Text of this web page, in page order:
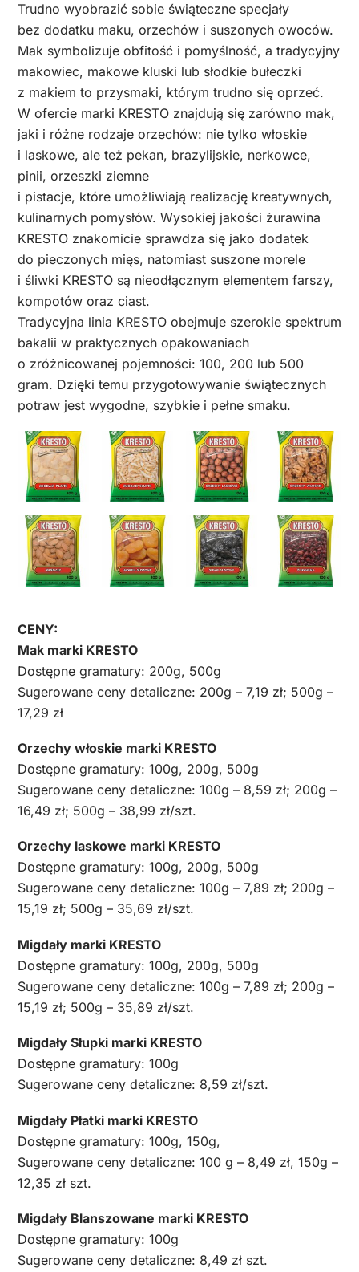
Trudno wyobrazić sobie świąteczne specjały
bez dodatku maku, orzechów i suszonych owoców.
Mak symbolizuje obfitość i pomyślność, a tradycyjny
makowiec, makowe kluski lub słodkie bułeczki
z makiem to przysmaki, którym trudno się oprzeć.
W ofercie marki KRESTO znajdują się zarówno mak,
jaki i różne rodzaje orzechów: nie tylko włoskie
i laskowe, ale też pekan, brazylijskie, nerkowce,
pinii, orzeszki ziemne
i pistacje, które umożliwiają realizację kreatywnych,
kulinarnych pomysłów. Wysokiej jakości żurawina
KRESTO znakomicie sprawdza się jako dodatek
do pieczonych mięs, natomiast suszone morele
i śliwki KRESTO są nieodłącznym elementem farszy,
kompotów oraz ciast.
Tradycyjna linia KRESTO obejmuje szerokie spektrum
bakalii w praktycznych opakowaniach
o zróżnicowanej pojemności: 100, 200 lub 500
gram. Dzięki temu przygotowywanie świątecznych
potraw jest wygodne, szybkie i pełne smaku.
CENY:
Mak marki KRESTO
Dostępne gramatury: 200g, 500g
Sugerowane ceny detaliczne: 200g – 7,19 zł; 500g –
17,29 zł
Orzechy włoskie marki KRESTO
Dostępne gramatury: 100g, 200g, 500g
Sugerowane ceny detaliczne: 100g – 8,59 zł; 200g –
16,49 zł; 500g – 38,99 zł/szt.
Orzechy laskowe marki KRESTO
Dostępne gramatury: 100g, 200g, 500g
Sugerowane ceny detaliczne: 100g – 7,89 zł; 200g –
15,19 zł; 500g – 35,69 zł/szt.
Migdały marki KRESTO
Dostępne gramatury: 100g, 200g, 500g
Sugerowane ceny detaliczne: 100g – 7,89 zł; 200g –
15,19 zł; 500g – 35,89 zł/szt.
Migdały Słupki marki KRESTO
Dostępne gramatury: 100g
Sugerowane ceny detaliczne: 8,59 zł/szt.
Migdały Płatki marki KRESTO
Dostępne gramatury: 100g, 150g,
Sugerowane ceny detaliczne: 100 g – 8,49 zł, 150g –
12,35 zł szt.
Migdały Blanszowane marki KRESTO
Dostępne gramatury: 100g
Sugerowane ceny detaliczne: 8,49 zł szt.